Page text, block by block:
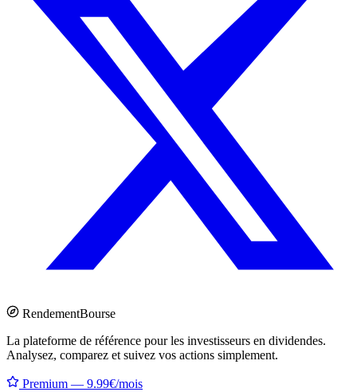
RendementBourse
La plateforme de référence pour les investisseurs en dividendes.
Analysez, comparez et suivez vos actions simplement.
Premium — 9.99€/mois